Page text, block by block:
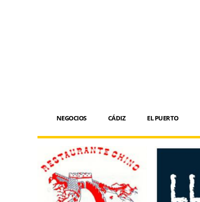
NEGOCIOS CÁDIZ EL PUERTO